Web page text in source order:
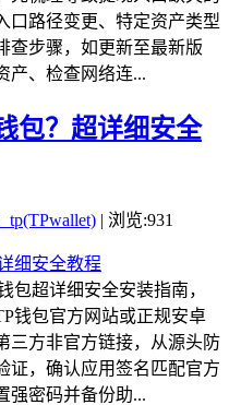
口路径变更、特定资产类型
查步骤，如更新至最新版
产、检查网络连...
包？超详细安全
tp(TPwallet) | 浏览:931
包超详细安全安装指南，
钱包官方网站或正规安卓
三方非官方链接，从源头防
证，确认应用签名匹配官方
强密码并备份助...